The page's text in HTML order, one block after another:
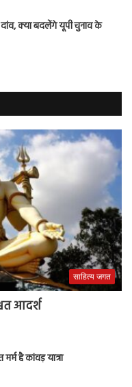
क्या बदलेंगे यूपी चुनाव के
साहित्य जगत
आदर्श
है कांवड़ यात्रा